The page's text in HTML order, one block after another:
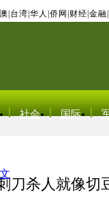
台湾 华人 侨网 财经 金融
社会 国际
刀杀人就像切